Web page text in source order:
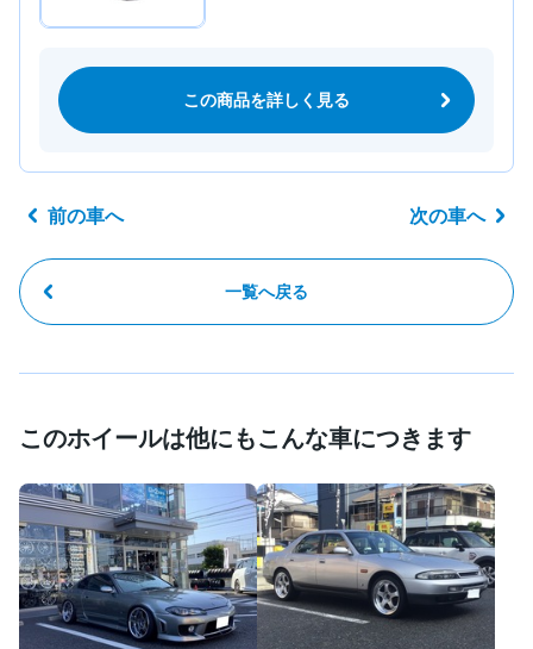
この商品を詳しく見る
前の車へ
一覧へ戻る
次の車へ
このホイールは他にもこんな車につきます